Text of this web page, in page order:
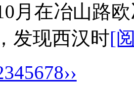
月在冶山路
发现西汉时[
345678››